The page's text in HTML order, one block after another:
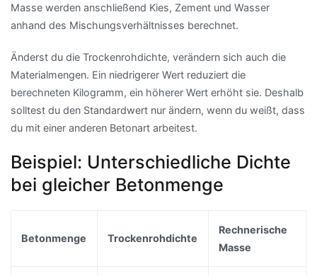
Masse werden anschließend Kies, Zement und Wasser
anhand des Mischungsverhältnisses berechnet.
Änderst du die Trockenrohdichte, verändern sich auch die
Materialmengen. Ein niedrigerer Wert reduziert die
berechneten Kilogramm, ein höherer Wert erhöht sie. Deshalb
solltest du den Standardwert nur ändern, wenn du weißt, dass
du mit einer anderen Betonart arbeitest.
Beispiel: Unterschiedliche Dichte
bei gleicher Betonmenge
Betonmenge Trockenrohdichte
Rechnerische
Masse